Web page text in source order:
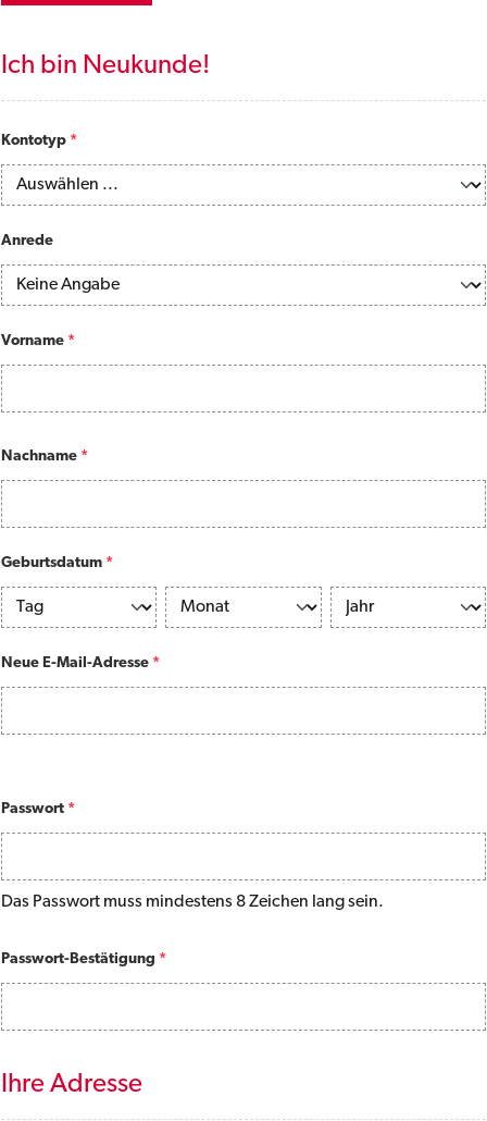
Ich bin Neukunde!
Persönliche Informationen
Kontotyp *
Anrede
Vorname *
Nachname *
Geburtsdatum *
Neue E-Mail-Adresse *
Passwort *
Das Passwort muss mindestens 8 Zeichen lang sein.
Passwort-Bestätigung *
Ihre Adresse